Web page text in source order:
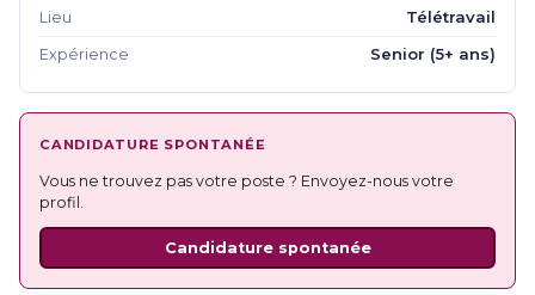
Lieu Télétravail
Expérience Senior (5+ ans)
CANDIDATURE SPONTANÉE
Vous ne trouvez pas votre poste ? Envoyez-nous votre
profil.
Candidature spontanée